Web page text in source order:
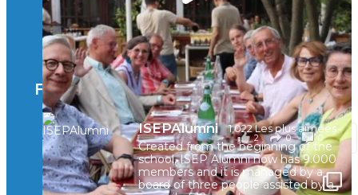
🥳 Le 22 avril dernier, 14 Alumni vivant / travaillant
en Suisse ont partagé un moment convivial de
retrouvailles et d'échanges !
Merci à tous pour votre présence et à Alexandre
CHEA pour l'organisation !
il y a 3 mois
2 0 0
Voir sur Facebook · Partager
Facebook
ISEPAlumni 1,022 Les plus aimées
Created from the beginning of the
school, ISEP Alumni now has 9.000
members and it is managed by a
board of three people assisted by a